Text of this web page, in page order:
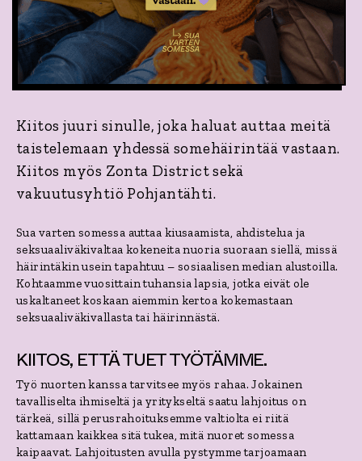
Kiitos juuri sinulle, joka haluat auttaa meitä
taistelemaan yhdessä somehäirintää vastaan.
Kiitos myös Zonta District sekä
vakuutusyhtiö Pohjantähti.
Sua varten somessa auttaa kiusaamista, ahdistelua ja
seksuaaliväkivaltaa kokeneita nuoria suoraan siellä, missä
häirintäkin usein tapahtuu – sosiaalisen median alustoilla.
Kohtaamme vuosittain tuhansia lapsia, jotka eivät ole
uskaltaneet koskaan aiemmin kertoa kokemastaan
seksuaaliväkivallasta tai häirinnästä.
KIITOS, ETTÄ TUET TYÖTÄMME.
Työ nuorten kanssa tarvitsee myös rahaa. Jokainen
tavalliselta ihmiseltä ja yritykseltä saatu lahjoitus on
tärkeä, sillä perusrahoituksemme valtiolta ei riitä
kattamaan kaikkea sitä tukea, mitä nuoret somessa
kaipaavat. Lahjoitusten avulla pystymme tarjoamaan